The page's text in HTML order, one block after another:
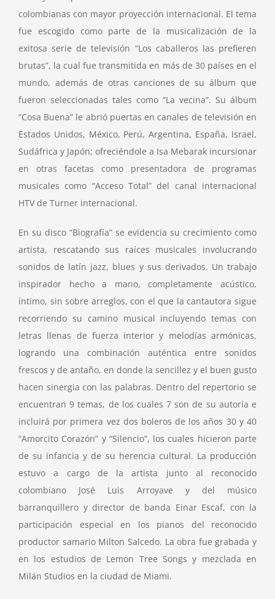
colombianas con mayor proyección internacional. El tema
fue escogido como parte de la musicalización de la
exitosa serie de televisión “Los caballeros las prefieren
brutas”, la cual fue transmitida en más de 30 países en el
mundo, además de otras canciones de su álbum que
fueron seleccionadas tales como “La vecina”. Su álbum
“Cosa Buena” le abrió puertas en canales de televisión en
Estados Unidos, México, Perú, Argentina, España, Israel,
Sudáfrica y Japón; ofreciéndole a Isa Mebarak incursionar
en otras facetas como presentadora de programas
musicales como “Acceso Total” del canal internacional
HTV de Turner internacional.
En su disco “Biografía” se evidencia su crecimiento como
artista, rescatando sus raíces musicales involucrando
sonidos de latín jazz, blues y sus derivados. Un trabajo
inspirador hecho a mano, completamente acústico,
íntimo, sin sobre arreglos, con el que la cantautora sigue
recorriendo su camino musical incluyendo temas con
letras llenas de fuerza interior y melodías armónicas,
logrando una combinación auténtica entre sonidos
frescos y de antaño, en donde la sencillez y el buen gusto
hacen sinergia con las palabras. Dentro del repertorio se
encuentran 9 temas, de los cuales 7 son de su autoría e
incluirá por primera vez dos boleros de los años 30 y 40
“Amorcito Corazón” y “Silencio”, los cuales hicieron parte
de su infancia y de su herencia cultural. La producción
estuvo a cargo de la artista junto al reconocido
colombiano José Luis Arroyave y del músico
barranquillero y director de banda Einar Escaf, con la
participación especial en los pianos del reconocido
productor samario Milton Salcedo. La obra fue grabada y
en los estudios de Lemon Tree Songs y mezclada en
Milán Studios en la ciudad de Miami.